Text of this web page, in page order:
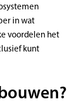
in wat
voordelen het
kunt